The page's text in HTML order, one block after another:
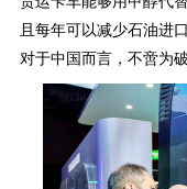
且每年可以减少石油进
对于中国而言，不啻为